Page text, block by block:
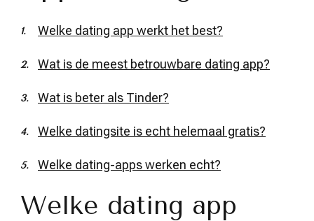
Welke dating app werkt het best?
Wat is de meest betrouwbare dating app?
Wat is beter als Tinder?
Welke datingsite is echt helemaal gratis?
Welke dating-apps werken echt?
Welke dating app